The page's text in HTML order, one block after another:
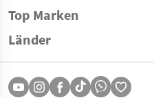
Top Marken
Länder